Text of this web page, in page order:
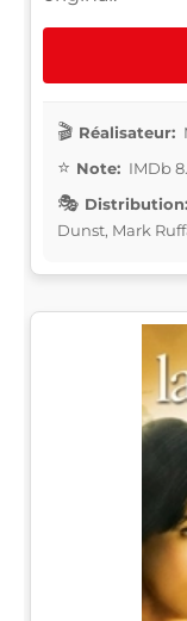
Réalisateur:
Note: IMDb
Distribution:
Dunst, Mark